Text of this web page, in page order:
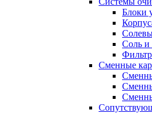
Блоки
Соль и
Сменные